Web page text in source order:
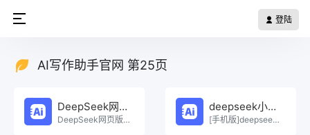
登陆
AI写作助手官网 第25页
DeepSeek网页版
DeepSeek网页版在线免费体验。
deepseek小程序
[手机版]deepseek小程序在线使用。